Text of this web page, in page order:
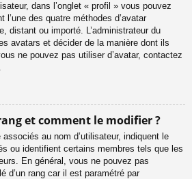
dans l’onglet « profil » vous pouvez
l’une des quatre méthodes d’avatar
distant ou importé. L’administrateur du
avatars et décider de la manière dont ils
ne pouvez pas utiliser d’avatar, contactez
et comment le modifier ?
associés au nom d’utilisateur, indiquent le
ou identifient certains membres tels que les
En général, vous ne pouvez pas
d’un rang car il est paramétré par